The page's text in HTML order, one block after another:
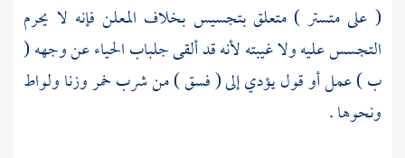
( على متستر ) متعلق بتجسيس بخلاف المعلن فإنه لا يحرم
التجسس عليه ولا غيبته لأنه قد ألقى جلباب الحياء عن وجهه (
ب ) عمل أو قول يؤدي إلى ( فسق ) من شرب خمر وزنا ولواط
ونحوها .